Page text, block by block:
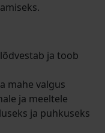
ja toob
mahe valgus
ja meeltele
ja puhkuseks